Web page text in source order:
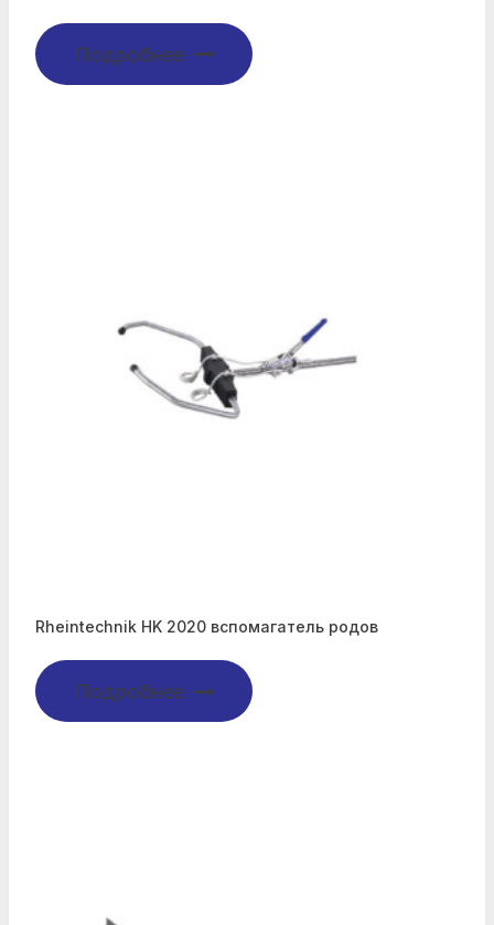
Подробнее
Rheintechnik HK 2020 вспомагатель родов
Подробнее